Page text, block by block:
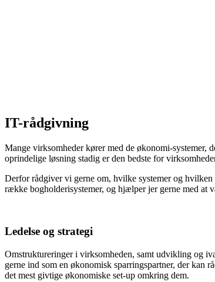
IT-rådgivning
Mange virksomheder kører med de økonomi-systemer,
oprindelige løsning stadig er den bedste for
Derfor rådgiver vi gerne om, hvilke systemer og
række bogholderisystemer, og hjælper jer gerne med at
Ledelse og strategi
Omstruktureringer i virksomheden, samt udvikling og
gerne ind som en økonomisk sparringspartner, der kan
det mest givtige økonomiske set-up omkring dem.